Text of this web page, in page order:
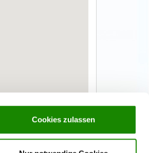
Cookies zulassen